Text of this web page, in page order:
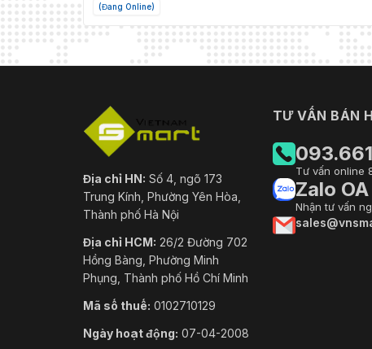
(Đang Online)
Địa chỉ HN: Số 4, ngõ 173
Trung Kính, Phường Yên Hòa,
Thành phố Hà Nội
Địa chỉ HCM: 26/2 Đường 702
Hồng Bàng, Phường Minh
Phụng, Thành phố Hồ Chí Minh
Mã số thuế: 0102710129
Ngày hoạt động: 07-04-2008
TƯ VẤN BÁN
Tư vấn online
Zalo OA
Nhận tư vấn